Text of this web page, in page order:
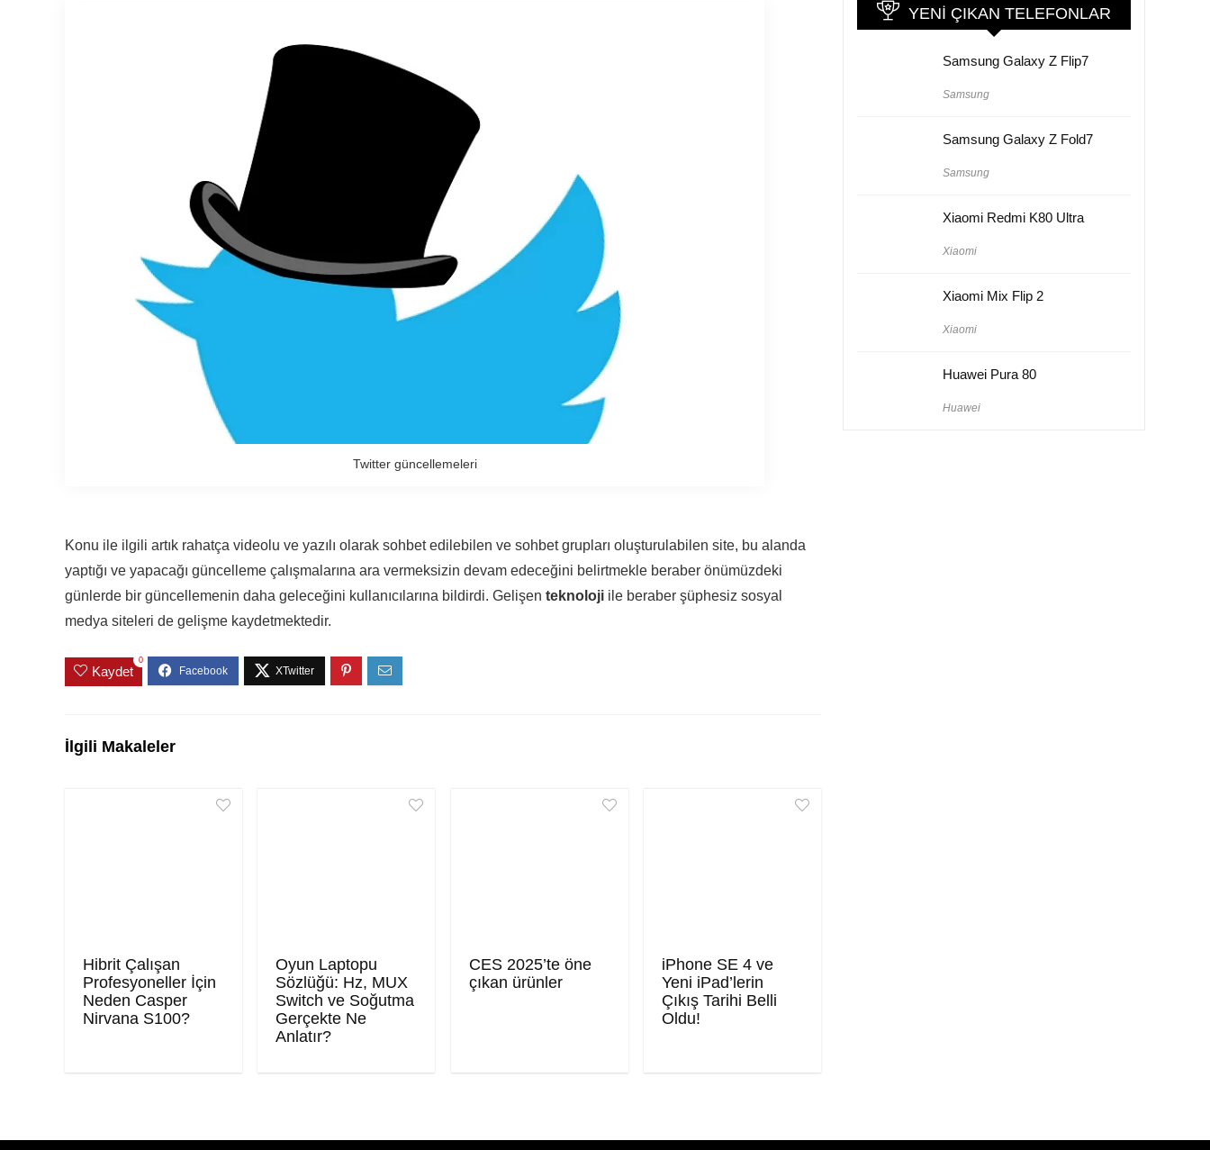
Twitter güncellemeleri
Konu ile ilgili artık rahatça videolu ve yazılı olarak sohbet edilebilen ve sohbet grupları oluşturulabilen site, bu alanda
yaptığı ve yapacağı güncelleme çalışmalarına ara vermeksizin devam edeceğini belirtmekle beraber önümüzdeki
günlerde bir güncellemenin daha geleceğini kullanıcılarına bildirdi. Gelişen teknoloji ile beraber şüphesiz sosyal
medya siteleri de gelişme kaydetmektedir.
Kaydet
0
İlgili Makaleler
Hibrit Çalışan
Profesyoneller İçin
Neden Casper
Nirvana S100?
Oyun Laptopu
Sözlüğü: Hz, MUX
Switch ve Soğutma
Gerçekte Ne
Anlatır?
CES 2025’te öne
çıkan ürünler
iPhone SE 4 ve
Yeni iPad’lerin
Çıkış Tarihi Belli
Oldu!
YENI ÇIKAN TELEFONLAR
Samsung Galaxy Z Flip7
Samsung
Samsung Galaxy Z Fold7
Samsung
Xiaomi Redmi K80 Ultra
Xiaomi
Xiaomi Mix Flip 2
Xiaomi
Huawei Pura 80
Huawei